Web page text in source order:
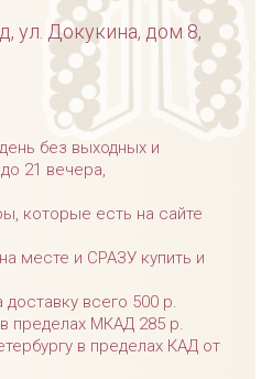
ул. Докукина, дом 8,
без выходных и
21 вечера,
которые есть на сайте
месте и СРАЗУ купить и
всего 500 р.
пределах МКАД 285 р.
в пределах КАД от